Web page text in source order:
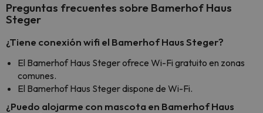
Preguntas frecuentes sobre Bamerhof Haus
Steger
¿Tiene conexión wifi el Bamerhof Haus Steger?
El Bamerhof Haus Steger ofrece Wi-Fi gratuito en zonas
comunes.
El Bamerhof Haus Steger dispone de Wi-Fi.
¿Puedo alojarme con mascota en Bamerhof Haus